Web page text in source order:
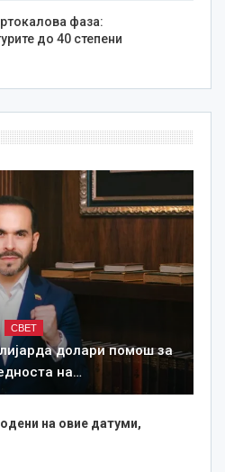
фаза:
до 40 степени
СВЕТ
долари помош за
на…
на овие датуми,